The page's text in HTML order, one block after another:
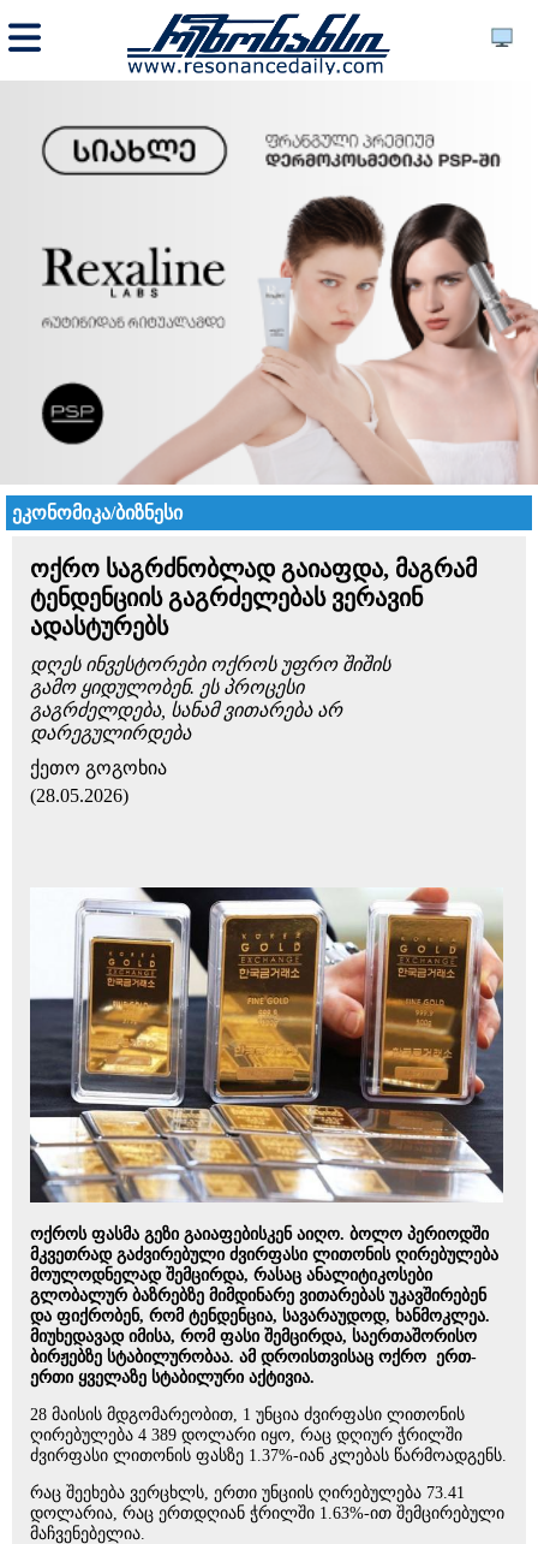
ეკონომიკა/ბიზნესი
ოქრო საგრძნობლად გაიაფდა, მაგრამ
ტენდენციის გაგრძელებას ვერავინ
ადასტურებს
დღეს ინვესტორები ოქროს უფრო შიშის
გამო ყიდულობენ. ეს პროცესი
გაგრძელდება, სანამ ვითარება არ
დარეგულირდება
ქეთო გოგოხია
(28.05.2026)
ოქროს ფასმა გეზი გაიაფებისკენ აიღო. ბოლო პერიოდში
მკვეთრად გაძვირებული ძვირფასი ლითონის ღირებულება
მოულოდნელად შემცირდა, რასაც ანალიტიკოსები
გლობალურ ბაზრებზე მიმდინარე ვითარებას უკავშირებენ
და ფიქრობენ, რომ ტენდენცია, სავარაუდოდ, ხანმოკლეა.
მიუხედავად იმისა, რომ ფასი შემცირდა, საერთაშორისო
ბირჟებზე სტაბილურობაა. ამ დროისთვისაც ოქრო ერთ-
ერთი ყველაზე სტაბილური აქტივია.
28 მაისის მდგომარეობით, 1 უნცია ძვირფასი ლითონის
ღირებულება 4 389 დოლარი იყო, რაც დღიურ ჭრილში
ძვირფასი ლითონის ფასზე 1.37%-იან კლებას წარმოადგენს.
რაც შეეხება ვერცხლს, ერთი უნციის ღირებულება 73.41
დოლარია, რაც ერთდღიან ჭრილში 1.63%-ით შემცირებული
მაჩვენებელია.